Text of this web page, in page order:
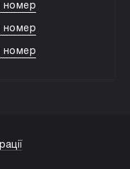
номер
номер
номер